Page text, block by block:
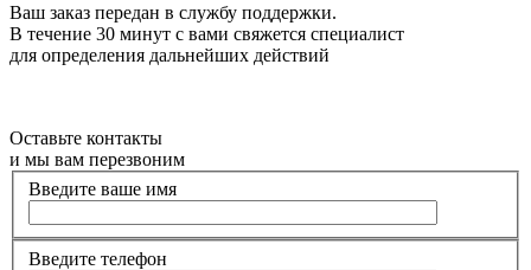
Ваш заказ передан в службу поддержки.
В течение 30 минут с вами свяжется специалист
для определения дальнейших действий
Оставьте контакты
и мы вам перезвоним
Введите ваше имя
Введите телефон